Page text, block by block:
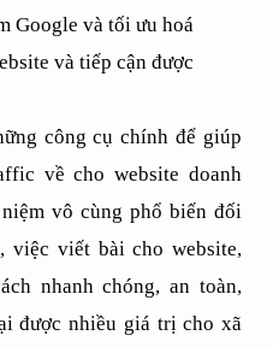
Google và tối ưu hoá
và tiếp cận được
công cụ chính để giúp
về cho website doanh
vô cùng phổ biến đối
việc viết bài cho website,
nhanh chóng, an toàn,
được nhiều giá trị cho xã